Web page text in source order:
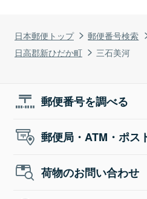
日本郵便トップ 郵便番号検索
日高郡新ひだか町
三石美河
郵便番号を調べる
郵便局・ATM・ポス
荷物のお問い合わせ